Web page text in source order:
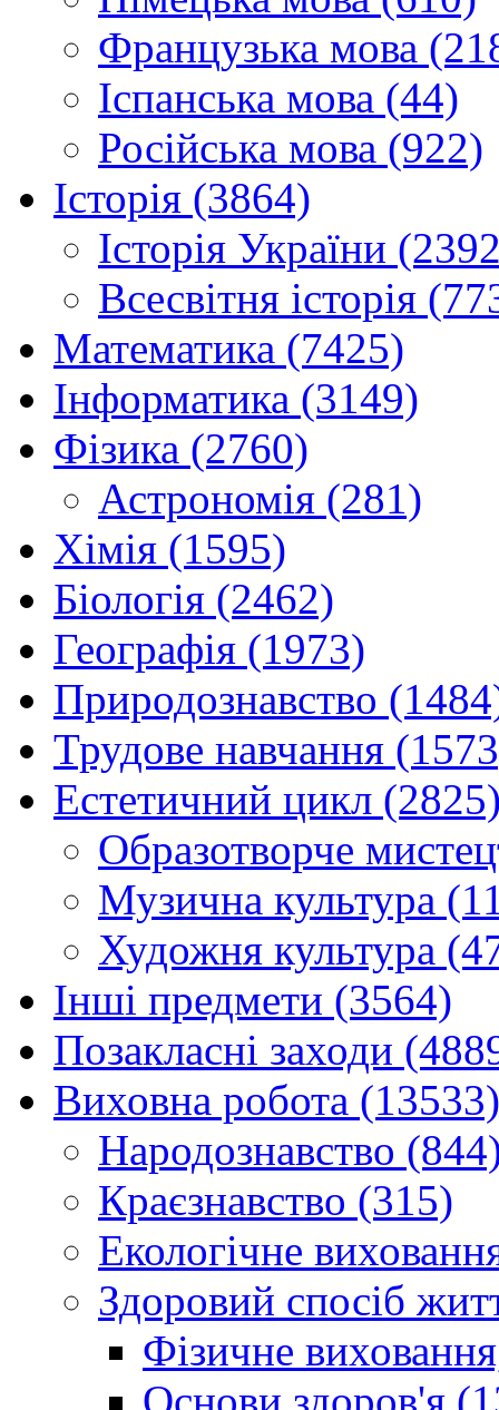
Французька мова
Іспанська мова (44)
Російська мова (922)
Історія (3864)
Історія України
Всесвітня історія
Математика (7425)
Інформатика (3149)
Фізика (2760)
Астрономія (281)
Хімія (1595)
Біологія (2462)
Географія (1973)
Природознавство
Трудове навчання
Естетичний цикл
Образотворче
Музична культура
Художня культура
Інші предмети (3564)
Позакласні заходи
Виховна робота (13533)
Народознавство
Краєзнавство (315)
Екологічне
Здоровий спосіб
Фізичне
Основи здоров'я